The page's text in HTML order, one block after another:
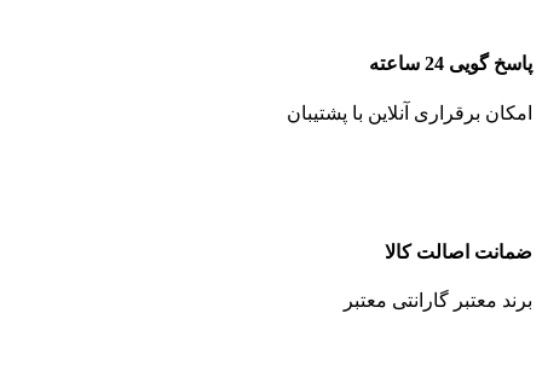
پاسخ گویی 24 ساعته
امکان برقراری آنلاین با پشتیبان
ضمانت اصالت کالا
برند معتبر گارانتی معتبر